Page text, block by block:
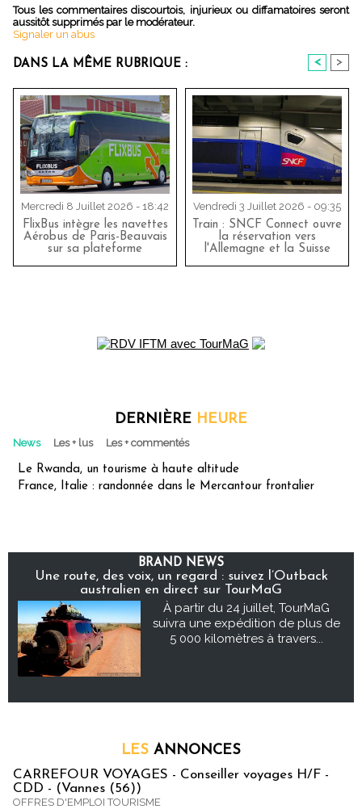
Tous les commentaires discourtois, injurieux ou diffamatoires seront
aussitôt supprimés par le modérateur.
Signaler un abus
DANS LA MÊME RUBRIQUE : < >
Mercredi 8 Juillet 2026 - 18:42
FlixBus intègre les navettes
Aérobus de Paris-Beauvais
sur sa plateforme
Vendredi 3 Juillet 2026 - 09:35
Train : SNCF Connect ouvre
la réservation vers
l'Allemagne et la Suisse
DERNIÈRE HEURE
News Les + lus Les + commentés
Le Rwanda, un tourisme à haute altitude
France, Italie : randonnée dans le Mercantour frontalier
BRAND NEWS
Une route, des voix, un regard : suivez l’Outback
australien en direct sur TourMaG
À partir du 24 juillet, TourMaG
suivra une expédition de plus de
5 000 kilomètres à travers...
LES ANNONCES
CARREFOUR VOYAGES - Conseiller voyages H/F -
CDD - (Vannes (56))
OFFRES D'EMPLOI TOURISME